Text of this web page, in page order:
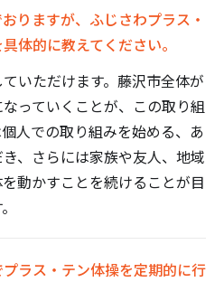
りますが、ふじさわプラス・
体的に教えてください。
いただけます。藤沢市全体が
っていくことが、この取り組
人での取り組みを始める、あ
、さらには家族や友人、地域
動かすことを続けることが目
ラス・テン体操を定期的に行